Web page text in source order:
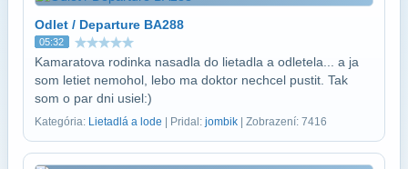
Odlet / Departure BA288
05:32
Kamaratova rodinka nasadla do lietadla a odletela... a ja
som letiet nemohol, lebo ma doktor nechcel pustit. Tak
som o par dni usiel:)
Kategória: Lietadlá a lode | Pridal: jombik | Zobrazení: 7416